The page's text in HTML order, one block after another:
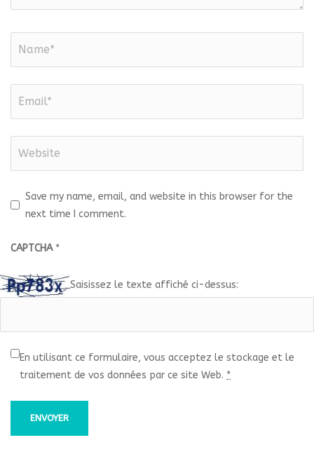
Save my name, email, and website in this browser for the
next time I comment.
CAPTCHA *
Saisissez le texte affiché ci-dessus:
En utilisant ce formulaire, vous acceptez le stockage et le
traitement de vos données par ce site Web. *